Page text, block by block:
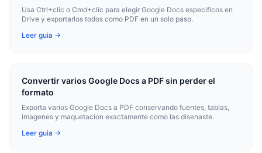
Usa Ctrl+clic o Cmd+clic para elegir Google Docs especificos en
Drive y exportarlos todos como PDF en un solo paso.
Leer guia →
Convertir varios Google Docs a PDF sin perder el
formato
Exporta varios Google Docs a PDF conservando fuentes, tablas,
imagenes y maquetacion exactamente como las disenaste.
Leer guia →